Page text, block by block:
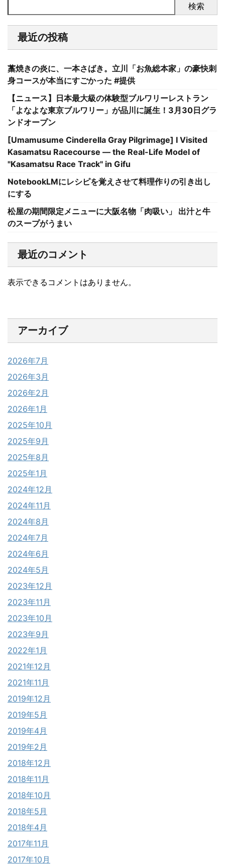
検索
最近の投稿
藁焼きの炎に、一本さばき。立川「お魚総本家」の豪快刺
身コースが本当にすごかった #提供
【ニュース】日本最大級の体験型ブルワリーレストラン
「よなよな東京ブルワリー」が品川に誕生！3月30日グラ
ンドオープン
[Umamusume Cinderella Gray Pilgrimage] I Visited
Kasamatsu Racecourse — the Real-Life Model of
"Kasamatsu Race Track" in Gifu
NotebookLMにレシピを覚えさせて料理作りの引き出し
にする
松屋の期間限定メニューに大阪名物「肉吸い」 出汁と牛
のスープがうまい
最近のコメント
表示できるコメントはありません。
アーカイブ
2026年7月
2026年3月
2026年2月
2026年1月
2025年10月
2025年9月
2025年8月
2025年1月
2024年12月
2024年11月
2024年8月
2024年7月
2024年6月
2024年5月
2023年12月
2023年11月
2023年10月
2023年9月
2022年1月
2021年12月
2021年11月
2019年12月
2019年5月
2019年4月
2019年2月
2018年12月
2018年11月
2018年10月
2018年5月
2018年4月
2017年11月
2017年10月